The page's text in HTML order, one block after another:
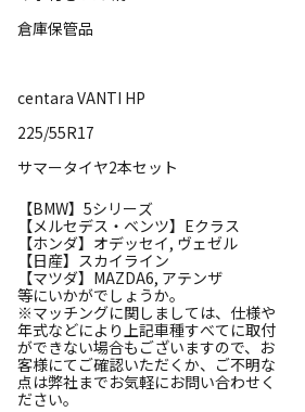
倉庫保管品
centara VANTI HP
225/55R17
サマータイヤ2本セット
【BMW】5シリーズ
【メルセデス・ベンツ】Eクラス
【ホンダ】オデッセイ, ヴェゼル
【日産】スカイライン
【マツダ】MAZDA6, アテンザ
等にいかがでしょうか。
※マッチングに関しましては、仕様や
年式などにより上記車種すべてに取付
ができない場合もございますので、お
客様にてご確認いただくか、ご不明な
点は弊社までお気軽にお問い合わせく
ださい。